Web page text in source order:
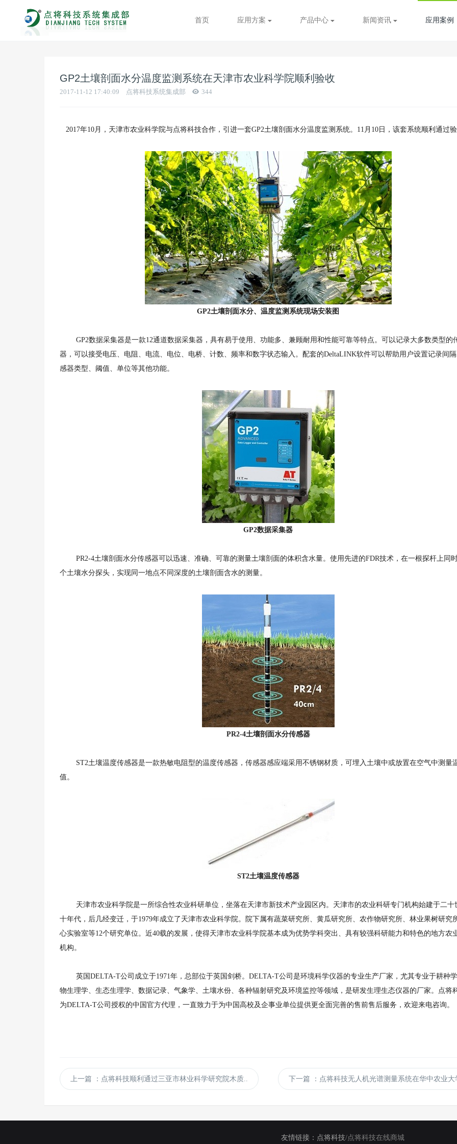
首页 应用方案 产品中心 新闻资讯 应用案例
GP2土壤剖面水分温度监测系统在天津市农业科学院顺利验收
2017-11-12 17:40:09 点将科技系统集成部 344
2017年10月，天津市农业科学院与点将科技合作，引进一套GP2土壤剖面水分温度监测系统。11月10日，该套系统顺利通过
GP2土壤剖面水分、温度监测系统现场安装图
GP2数据采集器是一款12通道数据采集器，具有易于使用、功能多、兼顾耐用和性能可靠等特点。可以记录大多数类型的
器，可以接受电压、电阻、电流、电位、电桥、计数、频率和数字状态输入。配套的DeltaLINK软件可以帮助用户设置记录间
感器类型、阈值、单位等其他功能。
GP2数据采集器
PR2-4土壤剖面水分传感器可以迅速、准确、可靠的测量土壤剖面的体积含水量。使用先进的FDR技术，在一根探杆上同
个土壤水分探头，实现同一地点不同深度的土壤剖面含水的测量。
PR2-4土壤剖面水分传感器
ST2土壤温度传感器是一款热敏电阻型的温度传感器，传感器感应端采用不锈钢材质，可埋入土壤中或放置在空气中测量
值。
ST2土壤温度传感器
天津市农业科学院是一所综合性农业科研单位，坐落在天津市新技术产业园区内。天津市的农业科研专门机构始建于二十
十年代，后几经变迁，于1979年成立了天津市农业科学院。院下属有蔬菜研究所、黄瓜研究所、农作物研究所、林业果树研究
心实验室等12个研究单位。近40载的发展，使得天津市农业科学院基本成为优势学科突出、具有较强科研能力和特色的地方农
机构。
英国DELTA-T公司成立于1971年，总部位于英国剑桥。DELTA-T公司是环境科学仪器的专业生产厂家，尤其专业于耕种
物生理学、生态生理学、数据记录、气象学、土壤水份、各种辐射研究及环境监控等领域，是研发生理生态仪器的厂家。点将
为DELTA-T公司授权的中国官方代理，一直致力于为中国高校及企事业单位提供更全面完善的售前售后服务，欢迎来电咨询。
上一篇 ：点将科技顺利通过三亚市林业科学研究院木质.. 下一篇 ：点将科技无人机光谱测量系统在华中农业大
友情链接： 点将科技/点将科技在线商城